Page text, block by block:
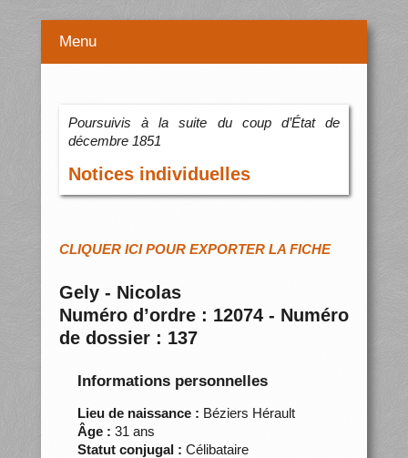
Menu
Poursuivis à la suite du coup d’État de
décembre 1851
Notices individuelles
CLIQUER ICI POUR EXPORTER LA FICHE
Gely - Nicolas
Numéro d’ordre : 12074 - Numéro
de dossier : 137
Informations personnelles
Lieu de naissance : Béziers Hérault
Âge : 31 ans
Statut conjugal : Célibataire